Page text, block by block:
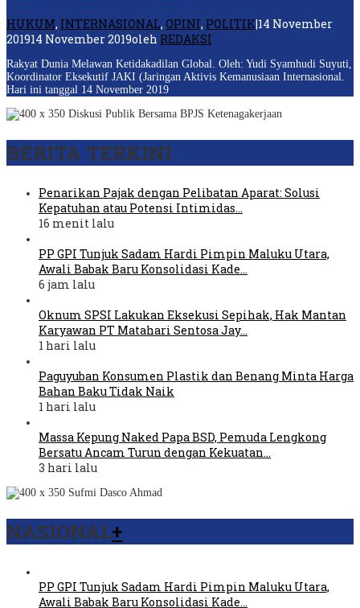
HUKUM, INTERNASIONAL, OPINI, POLITIK|14 November
201914 November 2019oleh REDAKSI
Rakyat Dunia Melawan Ketidakadilan Global. Oleh: Yudi Syamhudi Suyuti,
Koordinator Eksekutif JAKI (Jaringan Aktivis Kemanusiaan Internasional.
Hari ini tanggal 14 November 2019
BERITA TERKINI
Penarikan Pajak dengan Pelibatan Aparat: Solusi
Kepatuhan atau Potensi Intimidas…
16 menit lalu
PP GPI Tunjuk Sadam Hardi Pimpin Maluku Utara,
Awali Babak Baru Konsolidasi Kade…
6 jam lalu
Oknum SPSI Lakukan Eksekusi Sepihak, Hak Mantan
Karyawan PT Matahari Sentosa Jay…
1 hari lalu
Paguyuban Konsumen Plastik dan Benang Minta Harga
Bahan Baku Tidak Naik
1 hari lalu
Massa Kepung Naked Papa BSD, Pemuda Lengkong
Bersatu Ancam Turun dengan Kekuatan…
3 hari lalu
NASIONAL+
PP GPI Tunjuk Sadam Hardi Pimpin Maluku Utara,
Awali Babak Baru Konsolidasi Kade…